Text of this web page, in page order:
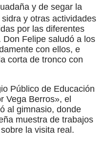
y de segar la
y otras actividades
por las diferentes
Felipe saludó a los
con ellos, e
corta de tronco con
Público de Educación
Vega Berros», el
al gimnasio, donde
muestra de trabajos
la visita real.